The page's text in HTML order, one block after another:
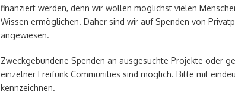
finanziert werden, denn wir wollen möglichst vielen
Wissen ermöglichen. Daher sind wir auf Spenden von
angewiesen.
Zweckgebundene Spenden an ausgesuchte Projekte oder
einzelner Freifunk Communities sind möglich. Bitte mit
kennzeichnen.